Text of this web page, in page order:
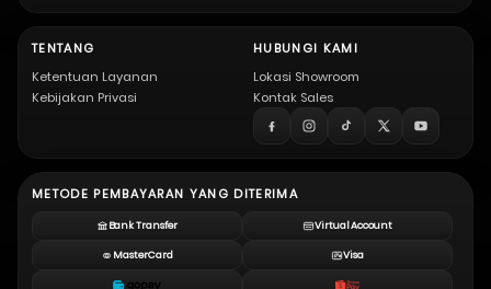
TENTANG
Ketentuan Layanan
Kebijakan Privasi
HUBUNGI KAMI
Lokasi Showroom
Kontak Sales
METODE PEMBAYARAN YANG DITERIMA
Bank Transfer Virtual Account
MasterCard Visa